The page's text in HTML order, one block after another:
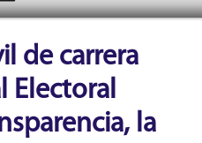
de carrera
Electoral
la